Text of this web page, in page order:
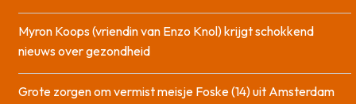
Myron Koops (vriendin van Enzo Knol) krijgt schokkend
nieuws over gezondheid
Grote zorgen om vermist meisje Foske (14) uit Amsterdam